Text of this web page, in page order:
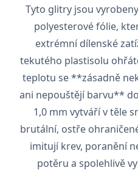
Tyto glitry jsou
polyesterové fólie,
extrémní dílenské
tekutého plastisolu
teplotu se **zásadně
ani nepouštějí barvu**
1,0 mm vytváří v těle
brutální, ostře
imitují krev, poranění
potěru a spolehlivě